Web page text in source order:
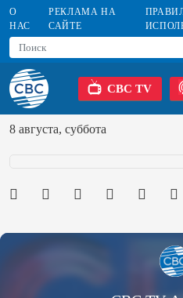
О
НАС
РЕКЛАМА НА
САЙТЕ
CBC TV
8 августа, суббота